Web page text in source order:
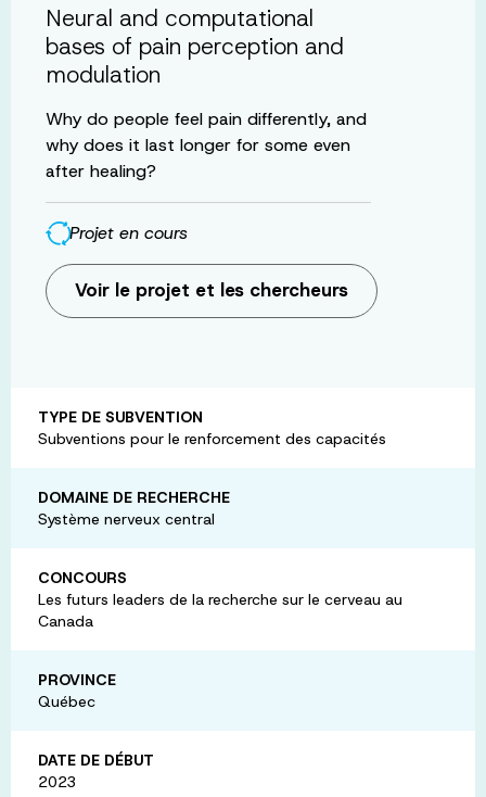
Neural and computational
bases of pain perception and
modulation
Why do people feel pain differently, and
why does it last longer for some even
after healing?
Projet en cours
Voir le projet et les chercheurs
TYPE DE SUBVENTION
Subventions pour le renforcement des capacités
DOMAINE DE RECHERCHE
Système nerveux central
CONCOURS
Les futurs leaders de la recherche sur le cerveau au
Canada
PROVINCE
Québec
DATE DE DÉBUT
2023